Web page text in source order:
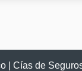
| Cías de